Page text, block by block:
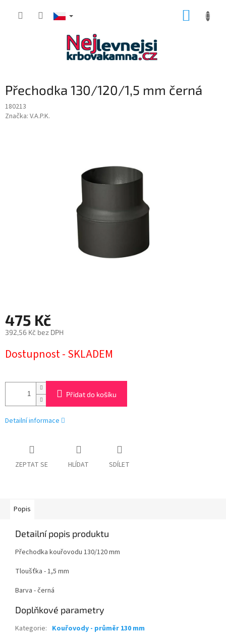
Přechodka 130/120/1,5 mm černá
180213
Značka: V.A.P.K.
475 Kč
392,56 Kč bez DPH
cena:
Dostupnost - SKLADEM
Přidat do košíku
Detailní informace
ZEPTAT SE HLÍDAT SDÍLET
Popis
Detailní popis produktu
Přechodka kouřovodu 130/120 mm
Tloušťka - 1,5 mm
Barva - černá
Doplňkové parametry
Kategorie: Kouřovody - průměr 130 mm